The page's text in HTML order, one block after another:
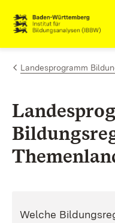
Zum Inhalt
Link zur Startseite
Landesprogramm
Welche